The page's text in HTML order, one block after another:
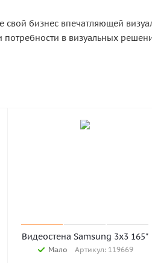
свой бизнес впечатляющей
в визуальных
Видеостена Samsung 3x3 165"
Мало Артикул: 119669